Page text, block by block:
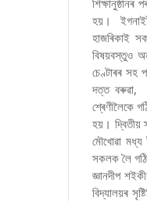
হয়। ইগনাইট
হাজৰিকাই
বিষয়বস্তুও
চেণ্টাৰৰ সহ
দত্ত বৰুৱা,
শ্ৰেণীলৈকে
হয়। দ্বিতীয়
মৌখোৱা
সকলক লৈ
জ্ঞানদীপ
বিদ্যালয়ৰ